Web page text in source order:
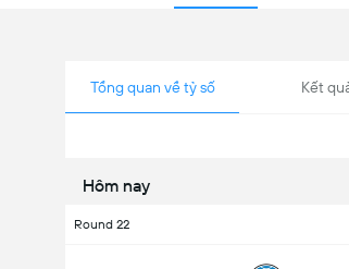
Tổng quan về tỷ số Kết
Hôm nay
Round 22